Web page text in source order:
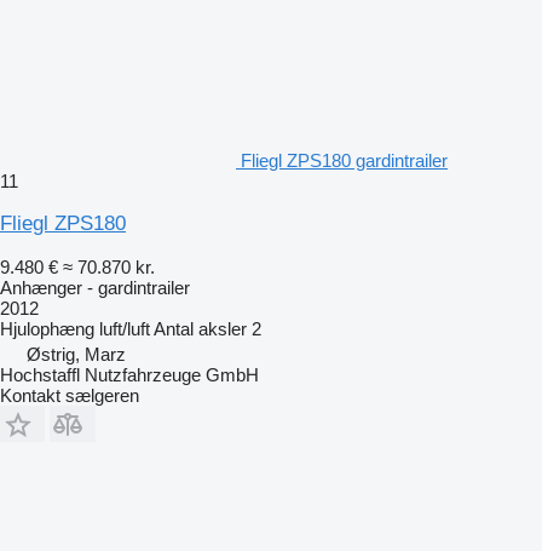
Fliegl ZPS180 gardintrailer
11
Fliegl ZPS180
9.480 € ≈ 70.870 kr.
Anhænger - gardintrailer
2012
Hjulophæng luft/luftAntal aksler 2
Østrig, Marz
Hochstaffl Nutzfahrzeuge GmbH
Kontakt sælgeren